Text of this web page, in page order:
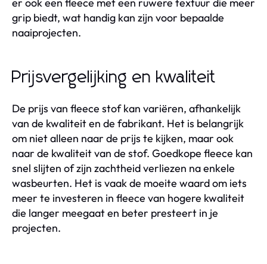
er ook een fleece met een ruwere textuur die meer
grip biedt, wat handig kan zijn voor bepaalde
naaiprojecten.
Prijsvergelijking en kwaliteit
De prijs van fleece stof kan variëren, afhankelijk
van de kwaliteit en de fabrikant. Het is belangrijk
om niet alleen naar de prijs te kijken, maar ook
naar de kwaliteit van de stof. Goedkope fleece kan
snel slijten of zijn zachtheid verliezen na enkele
wasbeurten. Het is vaak de moeite waard om iets
meer te investeren in fleece van hogere kwaliteit
die langer meegaat en beter presteert in je
projecten.